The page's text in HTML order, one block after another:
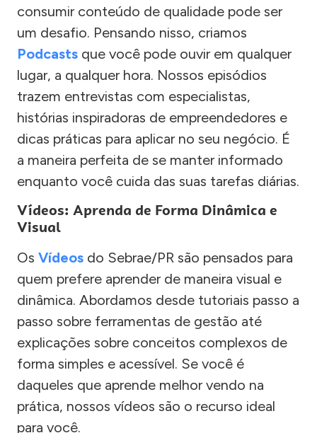
consumir conteúdo de qualidade pode ser
um desafio. Pensando nisso, criamos
Podcasts que você pode ouvir em qualquer
lugar, a qualquer hora. Nossos episódios
trazem entrevistas com especialistas,
histórias inspiradoras de empreendedores e
dicas práticas para aplicar no seu negócio. É
a maneira perfeita de se manter informado
enquanto você cuida das suas tarefas diárias.
Vídeos: Aprenda de Forma Dinâmica e
Visual
Os Vídeos do Sebrae/PR são pensados para
quem prefere aprender de maneira visual e
dinâmica. Abordamos desde tutoriais passo a
passo sobre ferramentas de gestão até
explicações sobre conceitos complexos de
forma simples e acessível. Se você é
daqueles que aprende melhor vendo na
prática, nossos vídeos são o recurso ideal
para você.